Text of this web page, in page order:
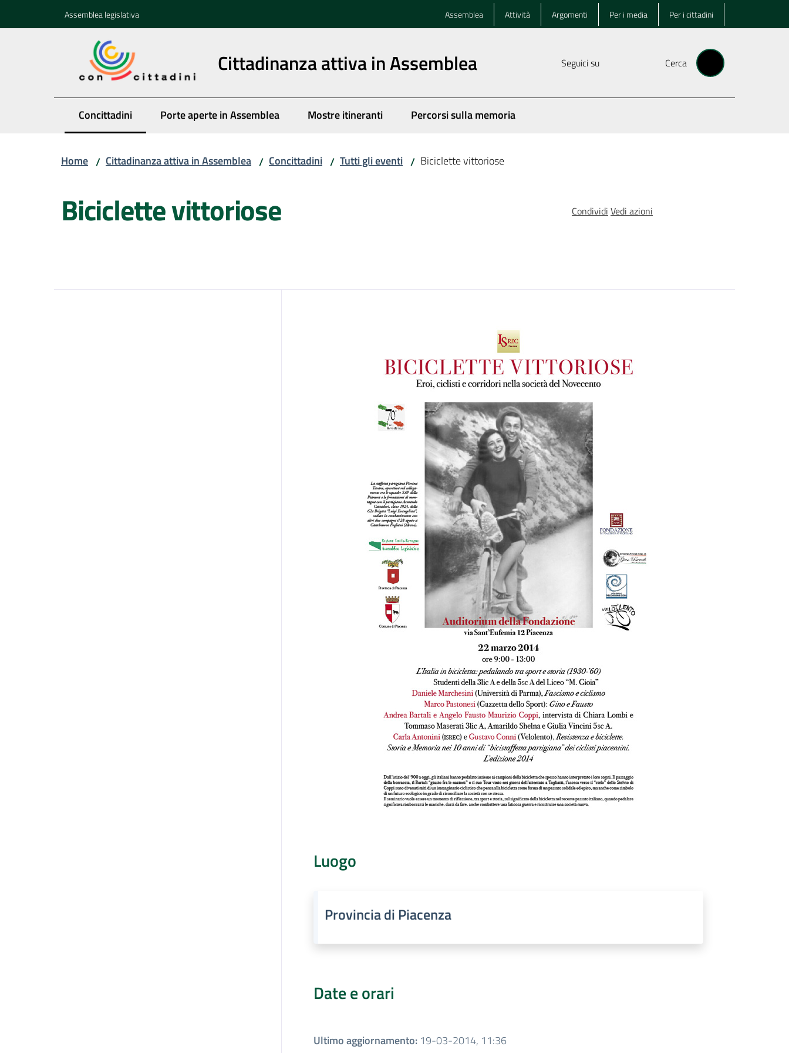
Assemblea legislativa Assemblea Attività Argomenti Per i media Per i cittadini
Cittadinanza attiva in Assemblea Seguici su Cerca
Concittadini
Menu selezionato Porte aperte in Assemblea Mostre itineranti Percorsi sulla memoria
Home / Cittadinanza attiva in Assemblea / Concittadini / Tutti gli eventi / Biciclette vittoriose
Biciclette vittoriose Condividi Vedi azioni
Luogo
Provincia di Piacenza
Date e orari
Ultimo aggiornamento: 19-03-2014, 11:36